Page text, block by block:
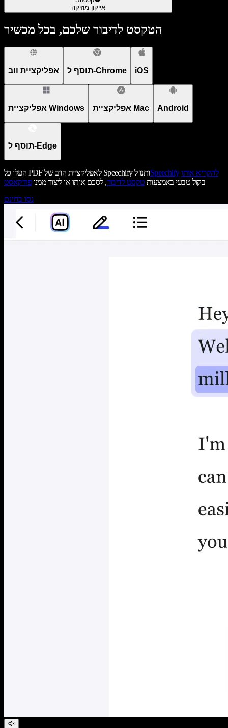
אייקון מוזיקה
הטקסט לדיבור שלכם, בכל מכשיר
אפליקציית ווב תוסף ל-Chrome iOS
אפליקציית Windows אפליקציית Mac Android
תוסף ל-Edge
העלו כל PDF לאפליקציית הווב של Speechify ותנו לSpeechify להקריא אותו
בקול טבעי באמצעות טקסט לדיבור, לסכם אותו או ליצור ממנופודקאסט
נסו בחינם